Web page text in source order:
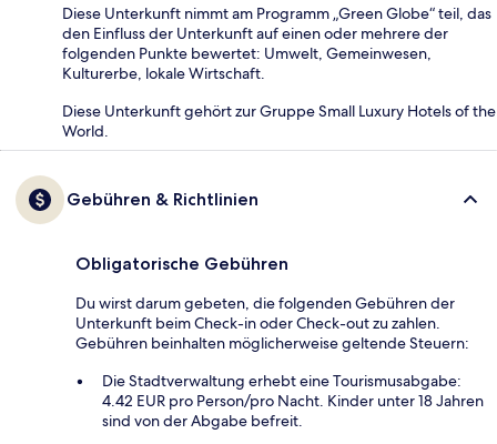
Diese Unterkunft nimmt am Programm „Green Globe“ teil, das
den Einfluss der Unterkunft auf einen oder mehrere der
folgenden Punkte bewertet: Umwelt, Gemeinwesen,
Kulturerbe, lokale Wirtschaft.
Diese Unterkunft gehört zur Gruppe Small Luxury Hotels of the
World.
Gebühren & Richtlinien
Obligatorische Gebühren
Du wirst darum gebeten, die folgenden Gebühren der
Unterkunft beim Check-in oder Check-out zu zahlen.
Gebühren beinhalten möglicherweise geltende Steuern:
Die Stadtverwaltung erhebt eine Tourismusabgabe:
4.42 EUR pro Person/pro Nacht. Kinder unter 18 Jahren
sind von der Abgabe befreit.